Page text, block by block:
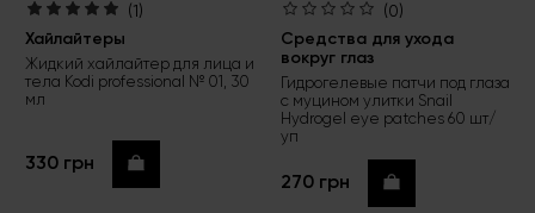
(1)
Хайлайтеры
Жидкий хайлайтер для лица и
тела Kodi professional № 01, 30
мл
330 грн Купить
(0)
Средства для ухода
вокруг глаз
Гидрогелевые патчи под глаза
с муцином улитки Snail
Hydrogel eye patches 60 шт/
уп
270 грн Купить